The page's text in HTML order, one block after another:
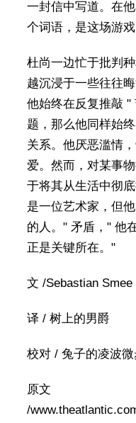
一封信中写道。在
个词语，是这场游戏
杜尚一边忙于批判
越沉浸于一些往往
他始终在反复推敲 "
题，那么他同样始
关系。他厌恶滥情
爱。然而，对某事
于将其从生活中彻
是一位艺术家，但
的人。" 矛盾，" 他
正是关键所在。"
文 /Sebastian Smee
译 / 树上的男爵
校对 / 兔子的凌波微
原文
/